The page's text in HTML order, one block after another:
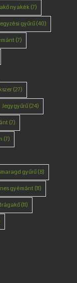
nyakék(7)
gyűrű(40)
(7)
(27)
Jegygyűrű(24)
(7)
(7)
gyűrű(8)
gyémánt (11)
(11)